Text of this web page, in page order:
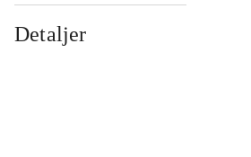
Detaljer